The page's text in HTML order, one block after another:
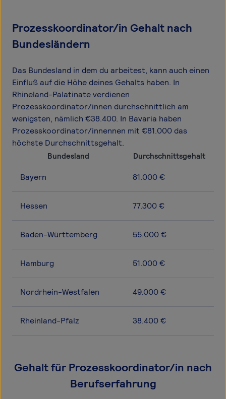
Prozesskoordinator/in Gehalt nach
Bundesländern
Das Bundesland in dem du arbeitest, kann auch einen
Einfluß auf die Höhe deines Gehalts haben. In
Rhineland-Palatinate verdienen
Prozesskoordinator/innen durchschnittlich am
wenigsten, nämlich €38.400. In Bavaria haben
Prozesskoordinator/innennen mit €81.000 das
höchste Durchschnittsgehalt.
Bundesland Durchschnittsgehalt
Bayern 81.000 €
Hessen 77.300 €
Baden-Württemberg 55.000 €
Hamburg 51.000 €
Nordrhein-Westfalen 49.000 €
Rheinland-Pfalz 38.400 €
Gehalt für Prozesskoordinator/in nach
Berufserfahrung